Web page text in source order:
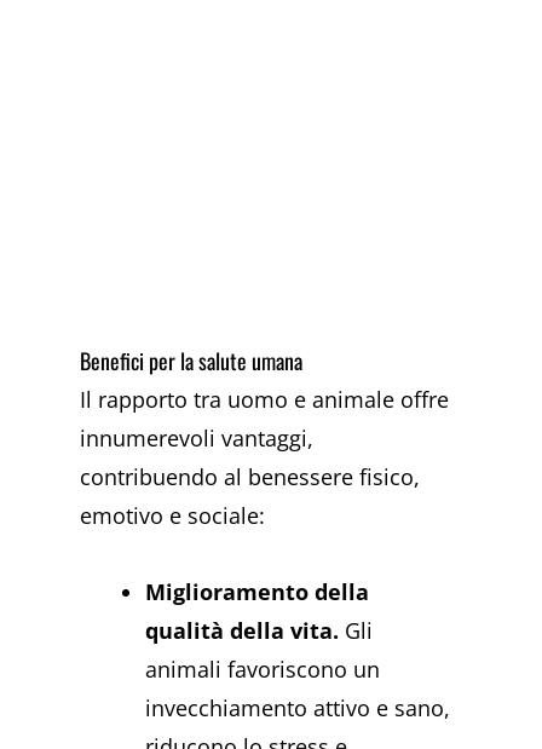
Benefici per la salute umana
Il rapporto tra uomo e animale offre
innumerevoli vantaggi,
contribuendo al benessere fisico,
emotivo e sociale:
Miglioramento della
qualità della vita. Gli
animali favoriscono un
invecchiamento attivo e sano,